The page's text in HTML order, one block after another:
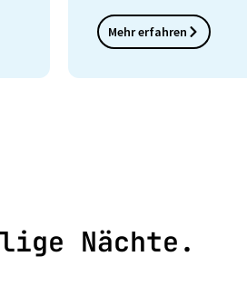
Mehr erfahren
Nächte.